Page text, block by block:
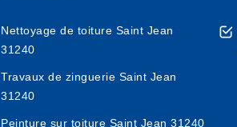
Nettoyage de toiture Saint Jean
31240
Travaux de zinguerie Saint Jean
31240
Peinture sur toiture Saint Jean 31240